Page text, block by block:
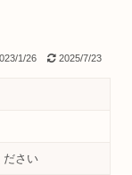
1/26 2025/7/23
ださい